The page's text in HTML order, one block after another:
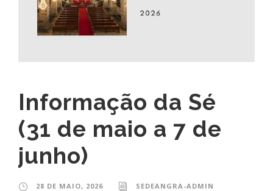
Informação da Sé
(31 de maio a 7 de
junho)
28 DE MAIO, 2026
SEDEANGRA-ADMIN